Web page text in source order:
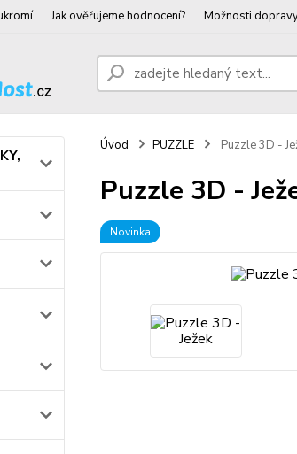
Jak ověřujeme hodnocení? Možnosti
Úvod PUZZLE Puzzle 3D -
Puzzle 3D -
Novinka